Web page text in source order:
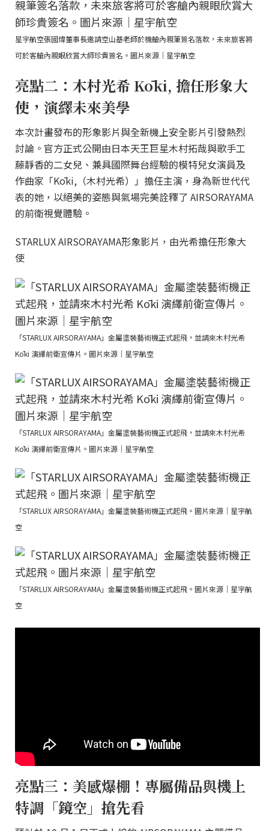
星宇航空張國煒董事長邀請空山基老師於機艙內親筆簽名落款，未來旅客將
可於客艙內親眼欣賞大師珍貴簽名。圖片來源｜星宇航空
亮點二：木村光希 Kōki, 擔任形象大
使，演繹未來美學
本次計畫發布的形象影片與全新機上安全影片引發熱烈
討論。官方正式公開由日本天王巨星木村拓哉與歌手工
藤靜香的二女兒、兼具國際舞台經驗的模特兒女演員及
作曲家「Kōki,（木村光希）」擔任主演，身為新世代代
表的她，以絕美的姿態與氣場完美詮釋了 AIRSORAYAMA
的前衛視覺體驗。
STARLUX AIRSORAYAMA形象影片，由光希擔任形象大
使
「STARLUX AIRSORAYAMA」金屬塗裝藝術機正式起飛，並請來木村光希
Kōki 演繹前衛宣傳片。圖片來源｜星宇航空
「STARLUX AIRSORAYAMA」金屬塗裝藝術機正式起飛，並請來木村光希
Kōki 演繹前衛宣傳片。圖片來源｜星宇航空
「STARLUX AIRSORAYAMA」金屬塗裝藝術機正式起飛。圖片來源｜星宇航
空
「STARLUX AIRSORAYAMA」金屬塗裝藝術機正式起飛。圖片來源｜星宇航
空
亮點三：美感爆棚！專屬備品與機上
特調「鏡空」搶先看